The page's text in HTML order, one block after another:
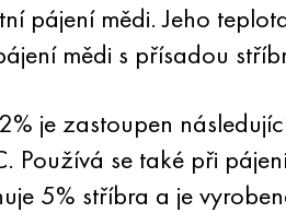
pájení mědi. Jeho
mědi s přísadou
je zastoupen
Používá se také při
5% stříbra a je